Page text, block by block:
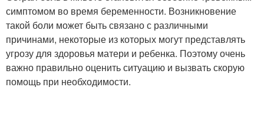
симптомом во время беременности. Возникновение
такой боли может быть связано с различными
причинами, некоторые из которых могут представлять
угрозу для здоровья матери и ребенка. Поэтому очень
важно правильно оценить ситуацию и вызвать скорую
помощь при необходимости.